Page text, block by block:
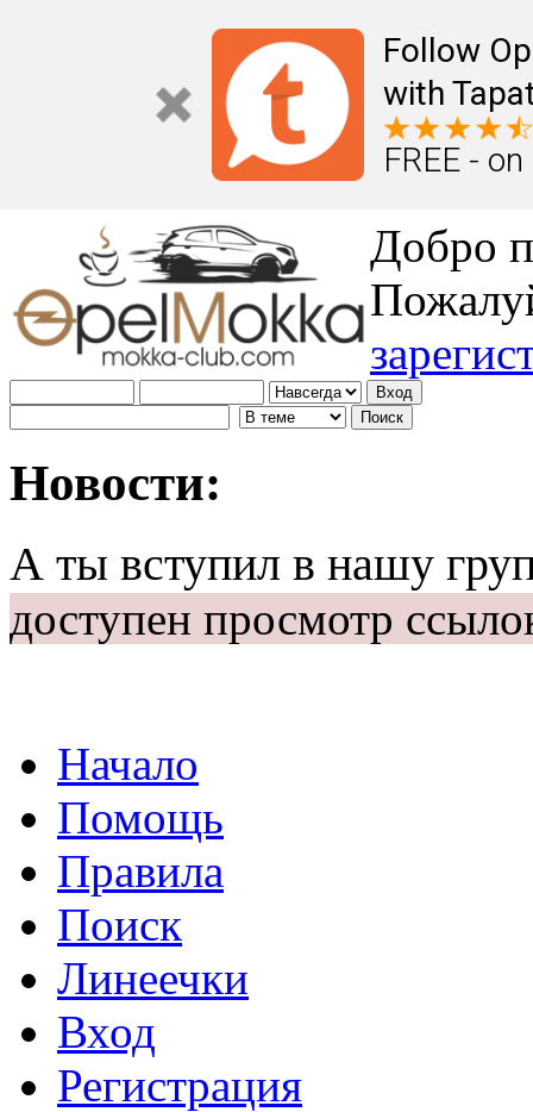
Follow
with
FREE -
Добро
Новости:
А ты вступил в нашу
доступен просмотр
Начало
Помощь
Правила
Поиск
Линеечки
Вход
Регистрация